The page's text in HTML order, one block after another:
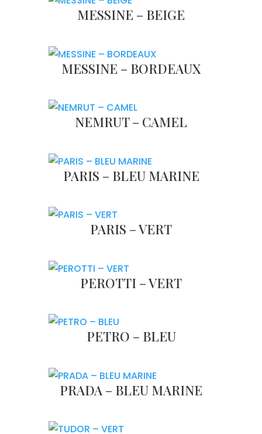
MESSINE – BEIGE
MESSINE – BORDEAUX
NEMRUT – CAMEL
PARIS – BLEU MARINE
PARIS – VERT
PEROTTI – VERT
PETRO – BLEU
PRADA – BLEU MARINE